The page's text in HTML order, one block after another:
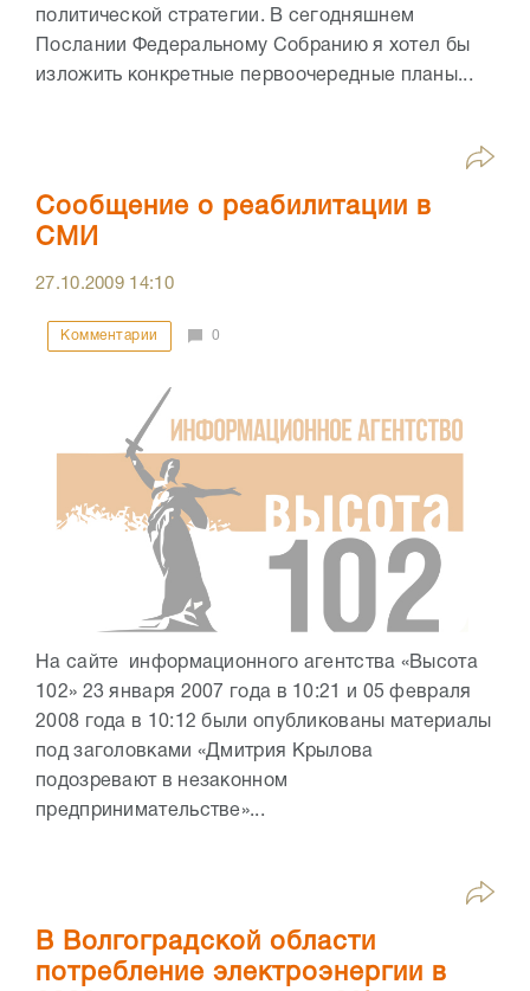
политической стратегии. В сегодняшнем
Послании Федеральному Собранию я хотел бы
изложить конкретные первоочередные планы...
Сообщение о реабилитации в
СМИ
27.10.2009 14:10
Комментарии 0
На сайте информационного агентства «Высота
102» 23 января 2007 года в 10:21 и 05 февраля
2008 года в 10:12 были опубликованы материалы
под заголовками «Дмитрия Крылова
подозревают в незаконном
предпринимательстве»...
В Волгоградской области
потребление электроэнергии в